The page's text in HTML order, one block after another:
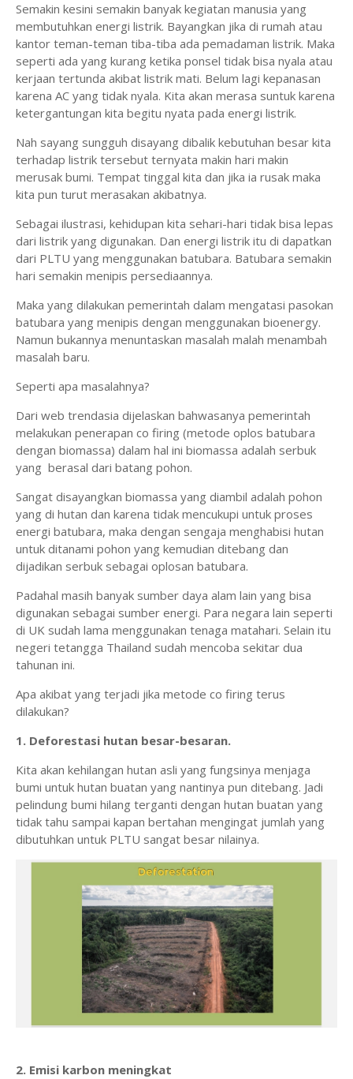
Semakin kesini semakin banyak kegiatan manusia yang
membutuhkan energi listrik. Bayangkan jika di rumah atau
kantor teman-teman tiba-tiba ada pemadaman listrik. Maka
seperti ada yang kurang ketika ponsel tidak bisa nyala atau
kerjaan tertunda akibat listrik mati. Belum lagi kepanasan
karena AC yang tidak nyala. Kita akan merasa suntuk karena
ketergantungan kita begitu nyata pada energi listrik.
Nah sayang sungguh disayang dibalik kebutuhan besar kita
terhadap listrik tersebut ternyata makin hari makin
merusak bumi. Tempat tinggal kita dan jika ia rusak maka
kita pun turut merasakan akibatnya.
Sebagai ilustrasi, kehidupan kita sehari-hari tidak bisa lepas
dari listrik yang digunakan. Dan energi listrik itu di dapatkan
dari PLTU yang menggunakan batubara. Batubara semakin
hari semakin menipis persediaannya.
Maka yang dilakukan pemerintah dalam mengatasi pasokan
batubara yang menipis dengan menggunakan bioenergy.
Namun bukannya menuntaskan masalah malah menambah
masalah baru.
Seperti apa masalahnya?
Dari web trendasia dijelaskan bahwasanya pemerintah
melakukan penerapan co firing (metode oplos batubara
dengan biomassa) dalam hal ini biomassa adalah serbuk
yang berasal dari batang pohon.
Sangat disayangkan biomassa yang diambil adalah pohon
yang di hutan dan karena tidak mencukupi untuk proses
energi batubara, maka dengan sengaja menghabisi hutan
untuk ditanami pohon yang kemudian ditebang dan
dijadikan serbuk sebagai oplosan batubara.
Padahal masih banyak sumber daya alam lain yang bisa
digunakan sebagai sumber energi. Para negara lain seperti
di UK sudah lama menggunakan tenaga matahari. Selain itu
negeri tetangga Thailand sudah mencoba sekitar dua
tahunan ini.
Apa akibat yang terjadi jika metode co firing terus
dilakukan?
1. Deforestasi hutan besar-besaran.
Kita akan kehilangan hutan asli yang fungsinya menjaga
bumi untuk hutan buatan yang nantinya pun ditebang. Jadi
pelindung bumi hilang terganti dengan hutan buatan yang
tidak tahu sampai kapan bertahan mengingat jumlah yang
dibutuhkan untuk PLTU sangat besar nilainya.
2. Emisi karbon meningkat